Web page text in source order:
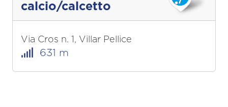
calcio/calcetto
Via Cros n. 1, Villar Pellice
631 m